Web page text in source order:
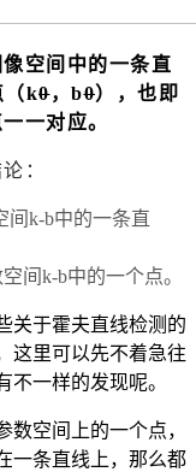
空间中的一条直
（k0，b0），也即
一对应。
：
间k-b中的一条直
间k-b中的一个点。
关于霍夫直线检测的
这里可以先不着急往
一样的发现呢。
数空间上的一个点，
一条直线上，那么都